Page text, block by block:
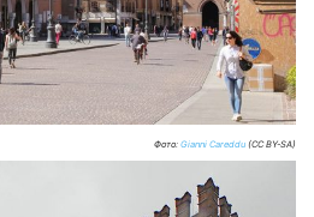
Фото: Gianni Careddu (CC BY-SA)